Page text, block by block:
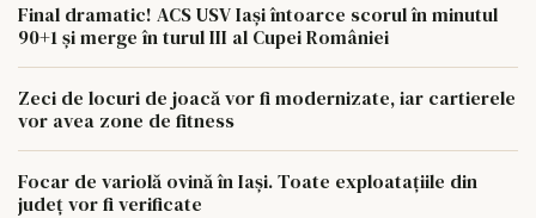
Final dramatic! ACS USV Iași întoarce scorul în minutul
90+1 și merge în turul III al Cupei României
Zeci de locuri de joacă vor fi modernizate, iar cartierele
vor avea zone de fitness
Focar de variolă ovină în Iași. Toate exploatațiile din
județ vor fi verificate